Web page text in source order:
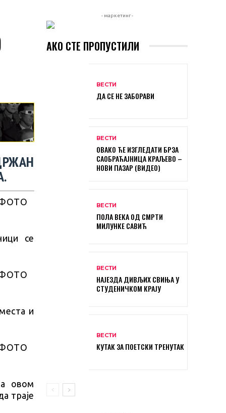
се
и
овом
траје
- маркетинг -
АКО СТЕ ПРОПУСТИЛИ
ВЕСТИ
ДА СЕ НЕ ЗАБОРАВИ
ВЕСТИ
ОВАКО ЋЕ ИЗГЛЕДАТИ БРЗА
САОБРАЋАЈНИЦА КРАЉЕВО –
НОВИ ПАЗАР (ВИДЕО)
ВЕСТИ
ПОЛА ВЕКА ОД СМРТИ
МИЛУНКЕ САВИЋ
ВЕСТИ
НАЈЕЗДА ДИВЉИХ СВИЊА У
СТУДЕНИЧКОМ КРАЈУ
ВЕСТИ
КУТАК ЗА ПОЕТСКИ ТРЕНУТАК